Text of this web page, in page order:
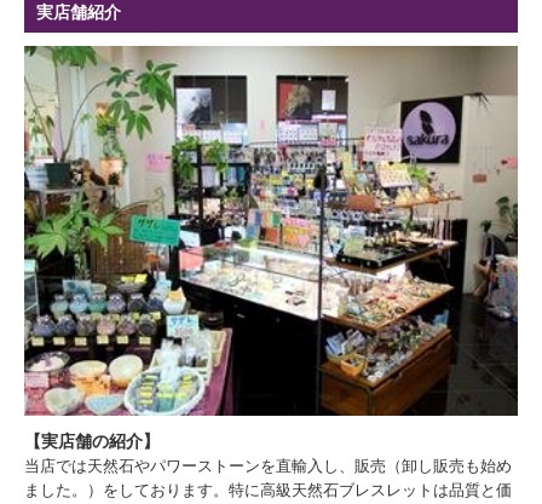
実店舗紹介
【実店舗の紹介】
当店では天然石やパワーストーンを直輸入し、販売（卸し販売も始め
ました。）をしております。特に高級天然石ブレスレットは品質と価